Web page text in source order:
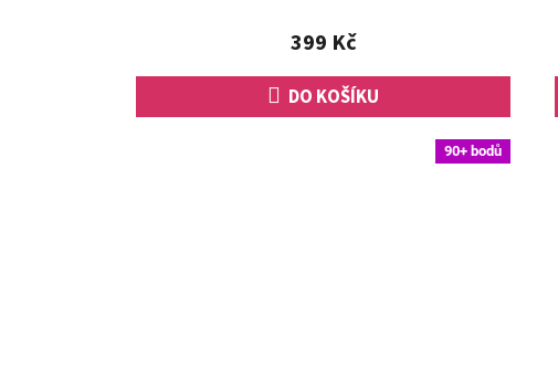
399 Kč
DO KOŠÍKU
90+ bodů